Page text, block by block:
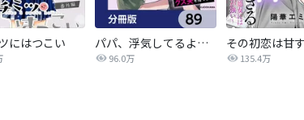
にはつこい パパ、浮気してるよ？娘と二人でクズ夫を捨てます【分冊版】
96.0万 135.4万